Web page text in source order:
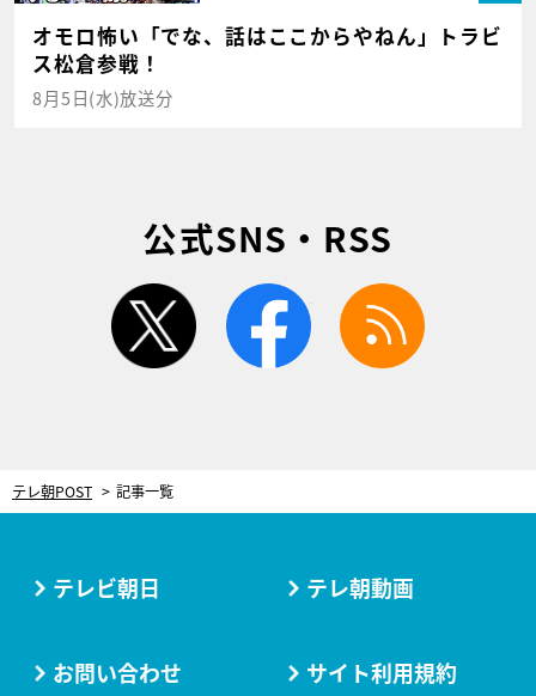
オモロ怖い「でな、話はここからやねん」トラビ
ス松倉参戦！
8月5日(水)放送分
公式SNS・RSS
twitter facebook
テレ朝POST 記事一覧
テレビ朝日 テレ朝動画
お問い合わせ サイト利用規約